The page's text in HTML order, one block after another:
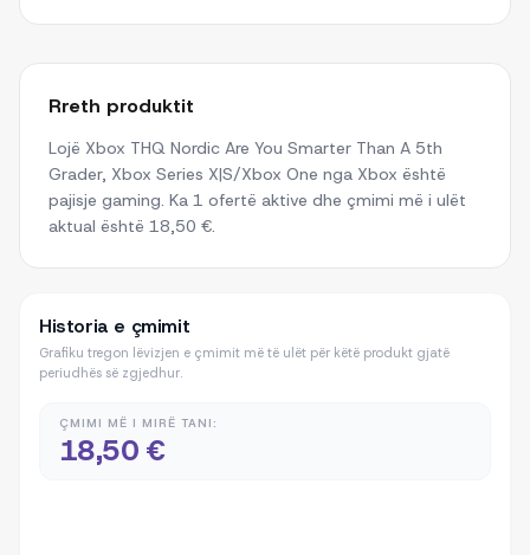
Rreth produktit
Lojë Xbox THQ Nordic Are You Smarter Than A 5th
Grader, Xbox Series X|S/Xbox One nga Xbox është
pajisje gaming. Ka 1 ofertë aktive dhe çmimi më i ulët
aktual është 18,50 €.
Historia e çmimit
Grafiku tregon lëvizjen e çmimit më të ulët për këtë produkt gjatë
periudhës së zgjedhur.
ÇMIMI MË I MIRË TANI:
18,50 €